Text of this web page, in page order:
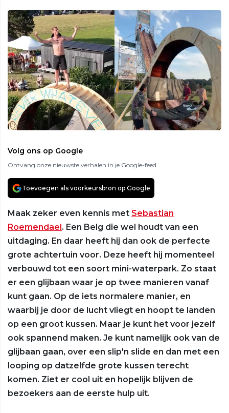
Volg ons op Google
Ontvang onze nieuwste verhalen in je Google-feed
Toevoegen als voorkeursbron op Google
Maak zeker even kennis met Sebastian
Roemendael. Een Belg die wel houdt van een
uitdaging. En daar heeft hij dan ook de perfecte
grote achtertuin voor. Deze heeft hij momenteel
verbouwd tot een soort mini-waterpark. Zo staat
er een glijbaan waar je op twee manieren vanaf
kunt gaan. Op de iets normalere manier, en
waarbij je door de lucht vliegt en hoopt te landen
op een groot kussen. Maar je kunt het voor jezelf
ook spannend maken. Je kunt namelijk ook van de
glijbaan gaan, over een slip'n slide en dan met een
looping op datzelfde grote kussen terecht
komen. Ziet er cool uit en hopelijk blijven de
bezoekers aan de eerste hulp uit.